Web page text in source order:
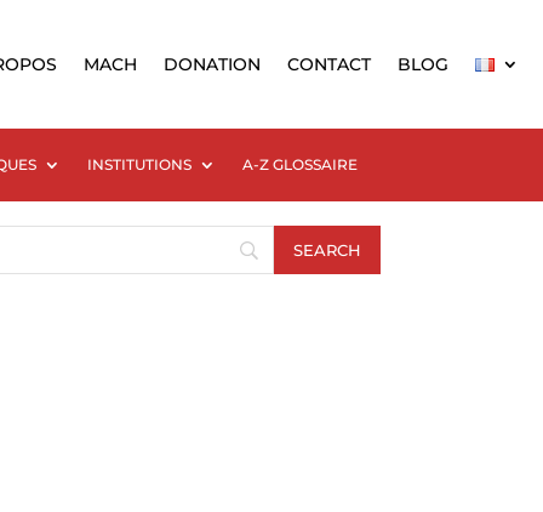
MACH DONATION CONTACT BLOG
INSTITUTIONS A-Z GLOSSAIRE